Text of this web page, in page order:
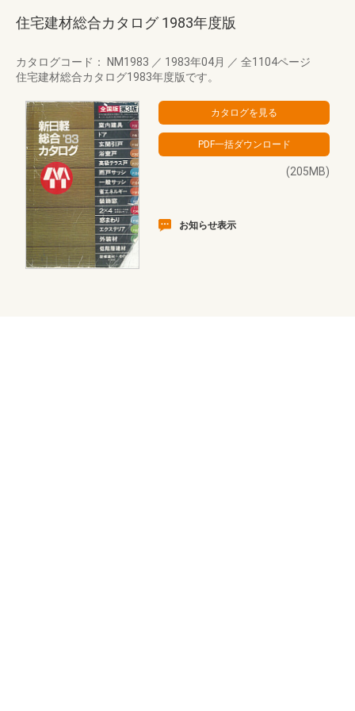
住宅建材総合カタログ 1983年度版
カタログコード： NM1983 ／ 1983年04月 ／ 全1104ページ
住宅建材総合カタログ1983年度版です。
(205MB)
お知らせ表示